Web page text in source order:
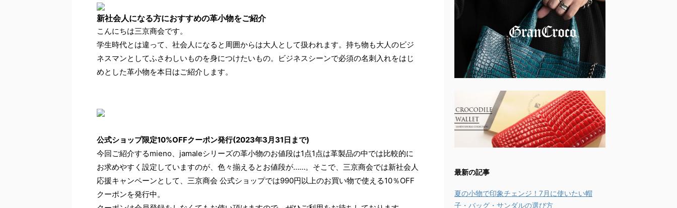
新社会人になる方におすすめの革小物をご紹介
こんにちは三京商会です。
学生時代とは違って、社会人になると周囲からは大人として扱われます。持ち物も大人のビジ
ネスマンとしてふさわしいものを身につけたいもの。ビジネスシーンで必須の名刺入れをはじ
めとした革小物を本日はご紹介します。
公式ショップ限定10%OFFクーポン発行(2023年3月31日まで)
今回ご紹介するmieno、jamaleシリーズの革小物のお値段は1点1点は革製品の中では比較的に
お求めやすく設定していますのが、色々揃えるとお値段が……。そこで、三京商会では新社会人
応援キャンペーンとして、三京商会 公式ショップでは990円以上のお買い物で使える10％OFF
クーポンを発行中。
最新の記事
夏の小物で印象チェンジ！7月に使いたい帽
子・バッグ・サンダルの選び方